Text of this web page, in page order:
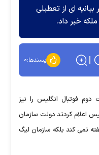
ای از تعطیلی
خبر داد.
پسندها:۰
دوم فوتبال انگلیس را نیز
اعلام کردند دولت سازمان
نمی کند بلکه سازمان لیگ